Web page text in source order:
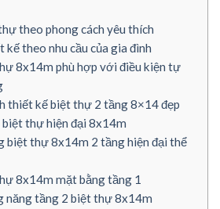
theo phong cách yêu thích
kế theo nhu cầu của gia đình
8x14m phù hợp với điều kiện tự
thiết kế biệt thự 2 tầng 8×14 đẹp
thự hiện đại 8x14m
biệt thự 8x14m 2 tầng hiện đại thể
8x14m mặt bằng tầng 1
năng tầng 2 biệt thự 8x14m